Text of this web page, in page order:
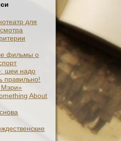
для
фильмы о
шеи надо
правильно!
Мэри»
About